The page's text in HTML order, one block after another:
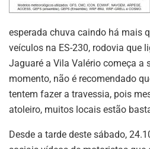
esperada chuva caindo há mais
veículos na ES-230, rodovia que
Jaguaré a Vila Valério começa a
momento, não é recomendado
tentem fazer a travessia, pois
atoleiro, muitos locais estão
Desde a tarde deste sábado,